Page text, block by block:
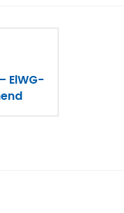
ElWG-